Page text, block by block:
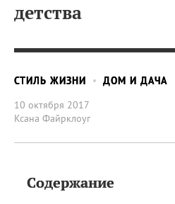
детства
СТИЛЬ ЖИЗНИ
ДОМ И ДАЧА
10 октября 2017
Ксана Файрклоуг
Содержание